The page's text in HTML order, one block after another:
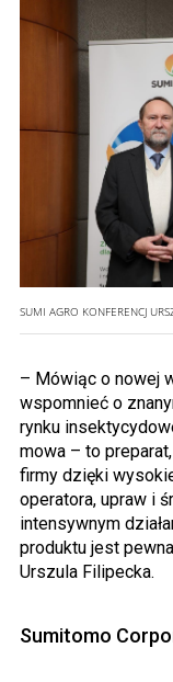
SUMI AGRO KONFERENCJ
– Mówiąc o nowej
wspomnieć o
rynku
mowa – to
firmy dzięki
operatora, upraw i
intensywnym
produktu jest
Urszula Filipecka.
Sumitomo